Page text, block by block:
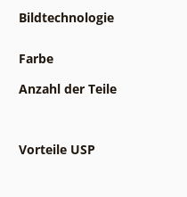
Bildtechnologie
Farbe
Anzahl der Teile
Vorteile USP